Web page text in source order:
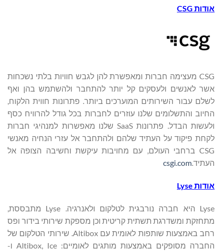
אודות CSG
CSG מעצימה חברות ומאפשרת להן לגבש חוויות בלתי נשכחות
אשר לאנשים ולעסקים קל יותר להתחבר ולהשתמש בהן ואף
לשלם עבור השירותים המוערכים ביותר. פתרונות חווית הלקוח,
החיוב והתשלומים שלנו עוזרים לחברות בכל גודל להרוויח כסף
ולעשות הבדל. פתרונות SaaS שלנו מאפשרות למנהיגי חברות
לקחת פיקוד על העתיד שלהם ולהתחבר אל עזרי הנחיה מאנשי
CSG ברחבי העולם, עם מחויבות עיקשת וחשיבה הצופה אל
העתיד.csgi.com
אודות Lyse
Lyse היא חברה נורבגית לטלקום ולאנרגיה. Lyse מתבססת,
מתחזקת ומשדרגת תשתית קריטית וכן מספקת שירותי בידור ופס
רחב באמצעות שותפות לאומית עם Altibox. שירותי הטלקום של
החברה מסופקים באמצעות מותגים לאומיים: Altibox, Ice ו-